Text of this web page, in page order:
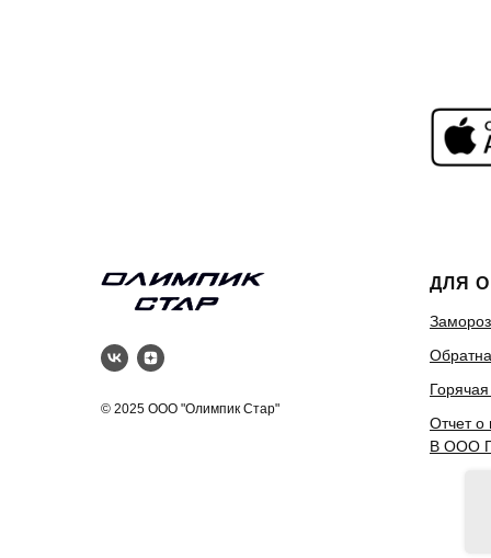
© 2025 ООО "Олимпик Стар"
ДЛЯ
Отчет
В ООО